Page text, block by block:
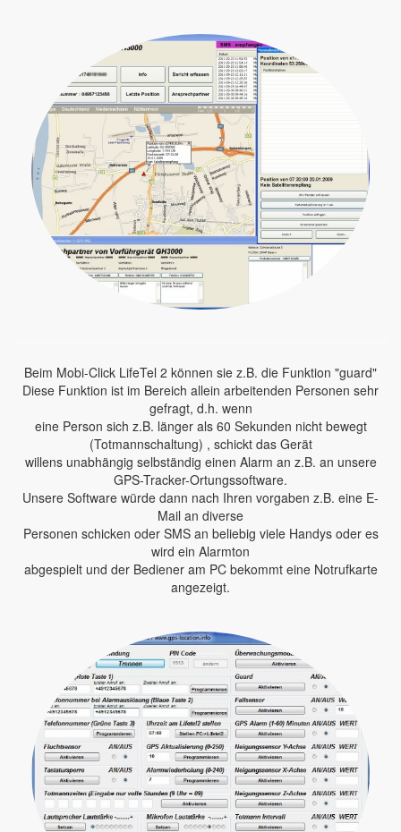
Beim Mobi-Click LifeTel 2 können sie z.B. die Funktion "guard"
Diese Funktion ist im Bereich allein arbeitenden Personen sehr
gefragt, d.h. wenn
eine Person sich z.B. länger als 60 Sekunden nicht bewegt
(Totmannschaltung) , schickt das Gerät
willens unabhängig selbständig einen Alarm an z.B. an unsere
GPS-Tracker-Ortungssoftware.
Unsere Software würde dann nach Ihren vorgaben z.B. eine E-
Mail an diverse
Personen schicken oder SMS an beliebig viele Handys oder es
wird ein Alarmton
abgespielt und der Bediener am PC bekommt eine Notrufkarte
angezeigt.